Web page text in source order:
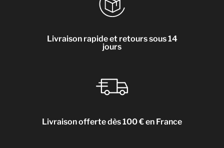
Livraison rapide et retours sous 14
jours
Livraison offerte dès 100 € en France